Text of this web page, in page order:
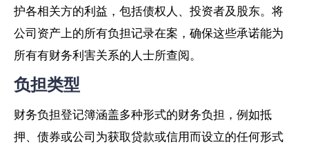
护各相关方的利益，包括债权人、投资者及股东。将
公司资产上的所有负担记录在案，确保这些承诺能为
所有有财务利害关系的人士所查阅。
负担类型
财务负担登记簿涵盖多种形式的财务负担，例如抵
押、债券或公司为获取贷款或信用而设立的任何形式